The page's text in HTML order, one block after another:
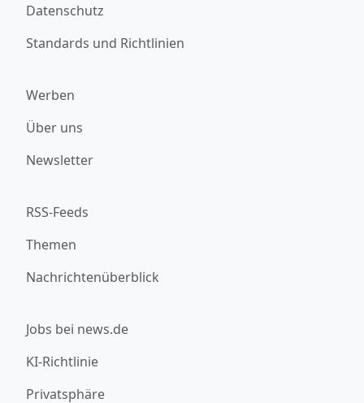
Datenschutz
Standards und Richtlinien
Werben
Über uns
Newsletter
RSS-Feeds
Themen
Nachrichtenüberblick
Jobs bei news.de
KI-Richtlinie
Privatsphäre